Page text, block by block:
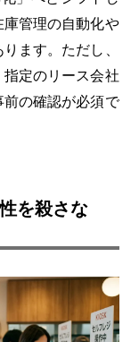
管理の自動化や
ます。ただし、
定のリース会社
の確認が必須で
を殺さな